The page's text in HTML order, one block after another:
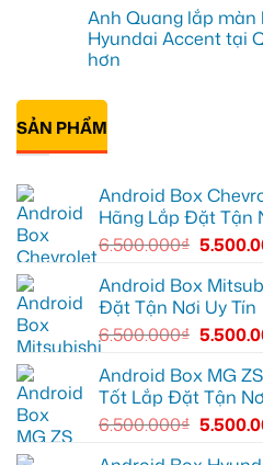
bản
đồ,
YouTube
tiện
lợi
Quận
Bình
Thạnh
để
zin
thành
thông
nâng
cấp
Android
box
EX2
tại
Quận
zin
thành
Smart
bình
luận
ở
Anh
màn
hình
Android
Quận
Thủ
Đức
Toyota
Vios
Anh Quang lắp
Hyundai Accent tại
hơn
có
luận
ở
Anh
màn
hình
android
oto
cho
Hyundai
Accent
tại
Quận
để
giải
tiện
lợi
hơn
SẢN PHẨM
Android Box
Hãng Lắp Đặt Tận
6.500.000₫
Android Box
Đặt Tận Nơi Uy Tín
6.500.000₫
Android Box MG
Tốt Lắp Đặt Tận
6.500.000₫